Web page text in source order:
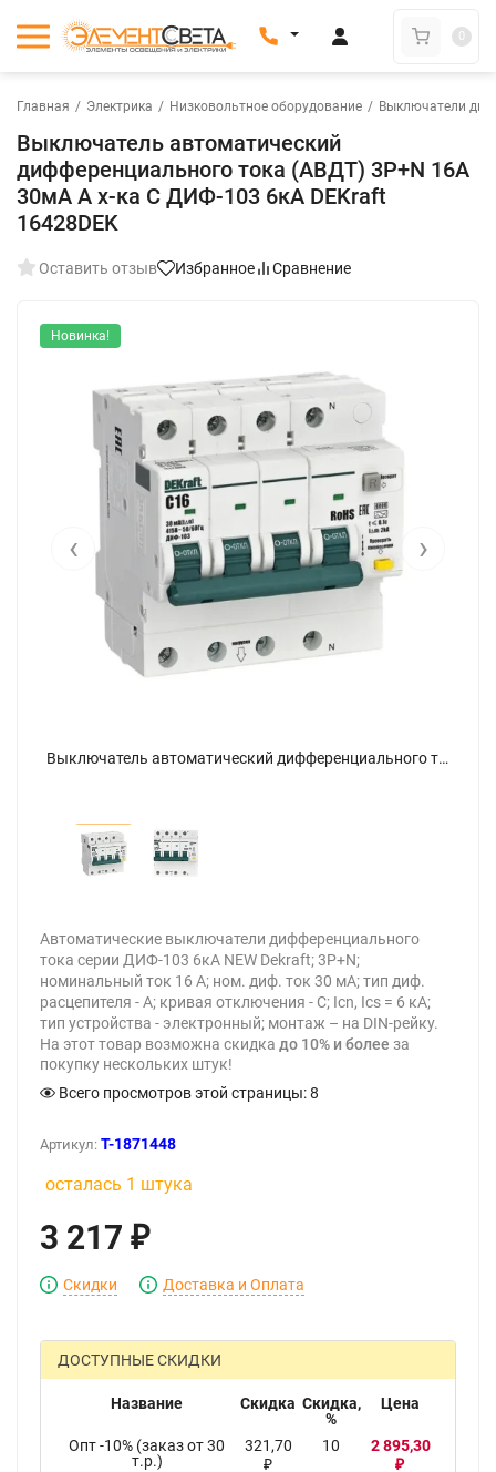
0
Главная / Электрика / Низковольтное оборудование / Выключатели
Выключатель автоматический
дифференциального тока (АВДТ) 3P+N 16А
30мА A х-ка C ДИФ-103 6кА DEKraft
16428DEK
Оставить отзыв Избранное Сравнение
Новинка!
Выключатель автоматический дифференциального тока (АВДТ) 3P+N 16А 30мА A х-ка C ДИФ-103 6кА DEKraft 16428DEK - фото
‹ ›
Автоматические выключатели дифференциального
тока серии ДИФ-103 6кА NEW Dekraft; 3P+N;
номинальный ток 16 А; ном. диф. ток 30 мА; тип диф.
расцепителя - A; кривая отключения - С; Icn, Ics = 6 кА;
тип устройства - электронный; монтаж – на DIN-рейку.
На этот товар возможна скидка до 10% и более за
покупку нескольких штук!
Всего просмотров этой страницы:8
Артикул: T-1871448
осталась 1 штука
3 217 ₽
Скидки Доставка и Оплата
ДОСТУПНЫЕ СКИДКИ
Название Скидка Скидка,
%
Цена
Опт -10% (заказ от 30
т.р.)
321,70
₽
10 2 895,30
₽